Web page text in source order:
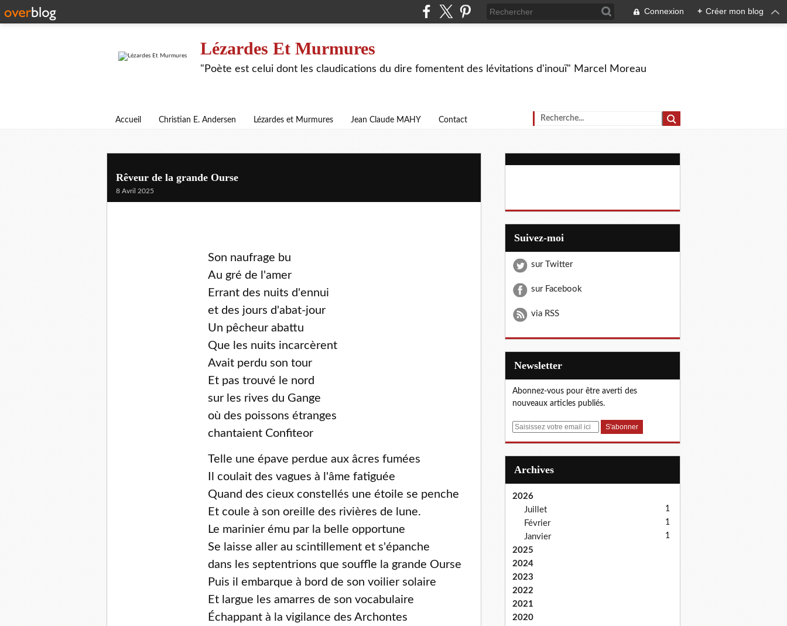
Connexion + Créer mon blog
Lézardes Et Murmures
"Poète est celui dont les claudications du dire fomentent des lévitations d'inouï" Marcel Moreau
Accueil Christian E. Andersen Lézardes et Murmures Jean Claude MAHY Contact
Rêveur de la grande Ourse
8 Avril 2025
Son naufrage bu
Au gré de l'amer
Errant des nuits d'ennui
et des jours d'abat-jour
Un pêcheur abattu
Que les nuits incarcèrent
Avait perdu son tour
Et pas trouvé le nord
sur les rives du Gange
où des poissons étranges
chantaient Confiteor
Telle une épave perdue aux âcres fumées
Il coulait des vagues à l'âme fatiguée
Quand des cieux constellés une étoile se penche
Et coule à son oreille des rivières de lune.
Le marinier ému par la belle opportune
Se laisse aller au scintillement et s'épanche
dans les septentrions que souffle la grande Ourse
Puis il embarque à bord de son voilier solaire
Et largue les amarres de son vocabulaire
Échappant à la vigilance des Archontes
Suivez-moi
sur Twitter
sur Facebook
via RSS
Newsletter
Abonnez-vous pour être averti des
nouveaux articles publiés.
E
Archives
2026
Juillet
1
Février 1
Janvier 1
2025
2024
2023
2022
2021
2020